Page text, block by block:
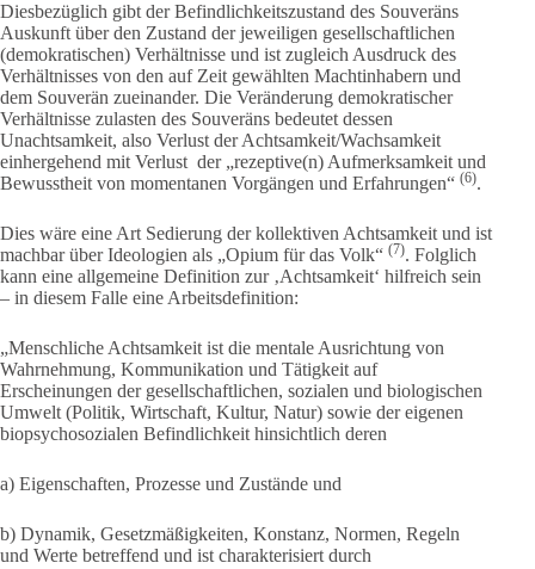
Diesbezüglich gibt der Befindlichkeitszustand des Souveräns
Auskunft über den Zustand der jeweiligen gesellschaftlichen
(demokratischen) Verhältnisse und ist zugleich Ausdruck des
Verhältnisses von den auf Zeit gewählten Machtinhabern und
dem Souverän zueinander. Die Veränderung demokratischer
Verhältnisse zulasten des Souveräns bedeutet dessen
Unachtsamkeit, also Verlust der Achtsamkeit/Wachsamkeit
einhergehend mit Verlust der „rezeptive(n) Aufmerksamkeit und
Bewusstheit von momentanen Vorgängen und Erfahrungen“ (6).
Dies wäre eine Art Sedierung der kollektiven Achtsamkeit und ist
machbar über Ideologien als „Opium für das Volk“ (7). Folglich
kann eine allgemeine Definition zur ‚Achtsamkeit‘ hilfreich sein
– in diesem Falle eine Arbeitsdefinition:
„Menschliche Achtsamkeit ist die mentale Ausrichtung von
Wahrnehmung, Kommunikation und Tätigkeit auf
Erscheinungen der gesellschaftlichen, sozialen und biologischen
Umwelt (Politik, Wirtschaft, Kultur, Natur) sowie der eigenen
biopsychosozialen Befindlichkeit hinsichtlich deren
a) Eigenschaften, Prozesse und Zustände und
b) Dynamik, Gesetzmäßigkeiten, Konstanz, Normen, Regeln
und Werte betreffend und ist charakterisiert durch